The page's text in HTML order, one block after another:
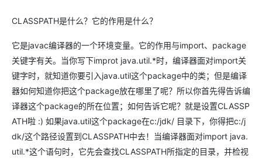
CLASSPATH是什么？它的作用是什么？
它是javac编译器的一个环境变量。它的作用与import、package
关键字有关。当你写下improt java.util.*时，编译器面对import关
键字时，就知道你要引入java.util这个package中的类；但是编译
器如何知道你把这个package放在哪里了呢？所以你首先得告诉编
译器这个package的所在位置；如何告诉它呢？就是设置CLASSP
ATH啦 :) 如果java.util这个package在c:/jdk/ 目录下，你得把c:/j
dk/这个路径设置到CLASSPATH中去！当编译器面对import java.
util.*这个语句时，它先会查找CLASSPATH所指定的目录，并检视